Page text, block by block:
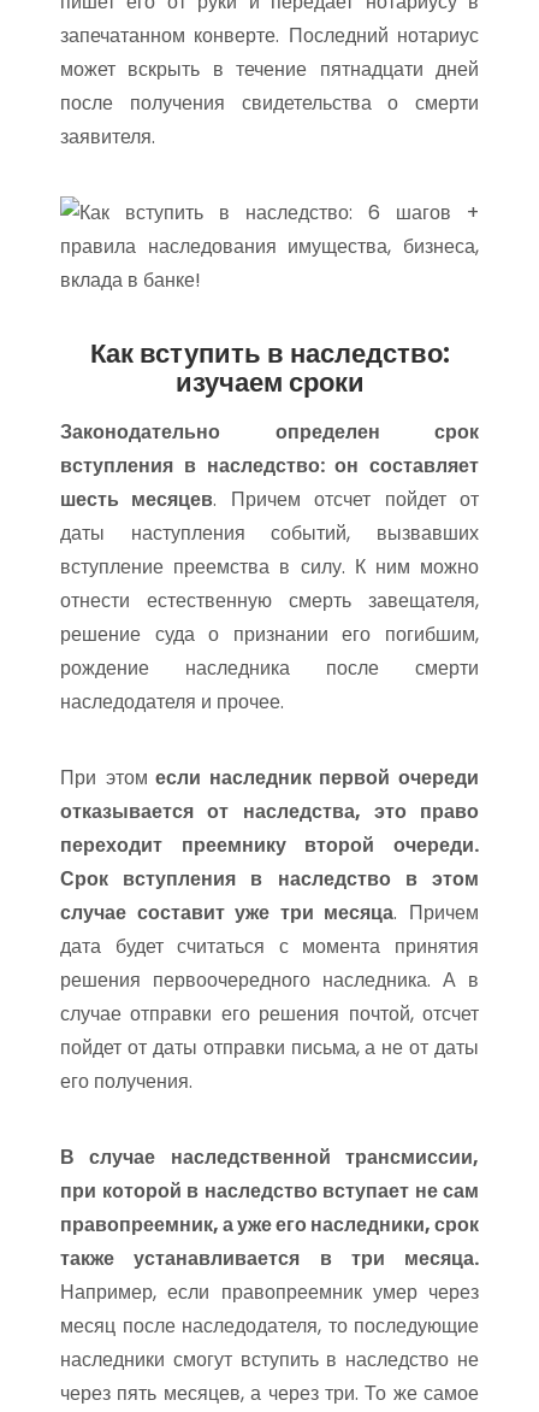
запечатанном конверте. Последний нотариус
может вскрыть в течение пятнадцати дней
после получения свидетельства о смерти
заявителя.
Как вступить в наследство:
изучаем сроки
Законодательно определен срок
вступления в наследство: он составляет
шесть месяцев. Причем отсчет пойдет от
даты наступления событий, вызвавших
вступление преемства в силу. К ним можно
отнести естественную смерть завещателя,
решение суда о признании его погибшим,
рождение наследника после смерти
наследодателя и прочее.
При этом если наследник первой очереди
отказывается от наследства, это право
переходит преемнику второй очереди.
Срок вступления в наследство в этом
случае составит уже три месяца. Причем
дата будет считаться с момента принятия
решения первоочередного наследника. А в
случае отправки его решения почтой, отсчет
пойдет от даты отправки письма, а не от даты
его получения.
В случае наследственной трансмиссии,
при которой в наследство вступает не сам
правопреемник, а уже его наследники, срок
также устанавливается в три месяца.
Например, если правопреемник умер через
месяц после наследодателя, то последующие
наследники смогут вступить в наследство не
через пять месяцев, а через три. То же самое